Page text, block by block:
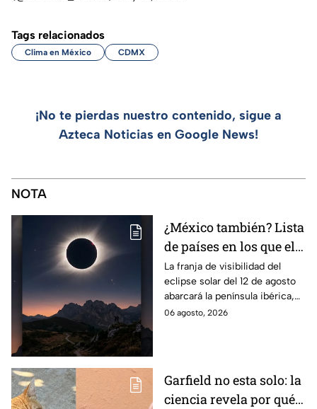
Tags relacionados
Clima en México CDMX
¡No te pierdas nuestro contenido, sigue a
Azteca Noticias en Google News!
NOTA
¿México también? Lista
de países en los que el
12 de agosto se verá el
eclipse solar total y en
los que será parcial
La franja de visibilidad del
eclipse solar del 12 de agosto
abarcará la península ibérica,
por lo que solo podrá
06 agosto, 2026
Garfield no esta solo: la
ciencia revela por qué